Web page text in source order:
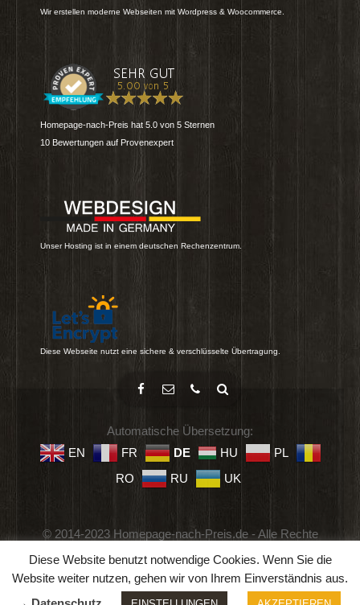
Wir erstellen moderne Webseiten mit Wordpress & Woocommerce.
Homepage-nach-Preis hat 5.0 von 5 Sternen
10 Bewertungen auf Provenexpert
Unser Hosting ist in einem deutschen Rechenzentrum.
Diese Webseite nutzt eine sichere & verschlüsselte Übertragung.
Automatische Übersetzung:
EN
FR DE HU
PL
RO
RU UK
© 2014-2023 Homepage-nach-Preis.de - Alle Rechte
Geschäftsbedingungen
Diese Website benutzt notwendige Cookies. Wenn Sie die
Website weiter nutzen, gehen wir von Ihrem Einverständnis aus.